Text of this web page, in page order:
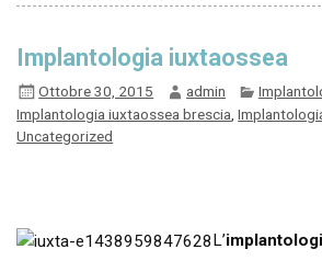
Implantologia iuxtaossea
Ottobre 30, 2015 admin
Implantologia iuxtaossea brescia,
Uncategorized
L’